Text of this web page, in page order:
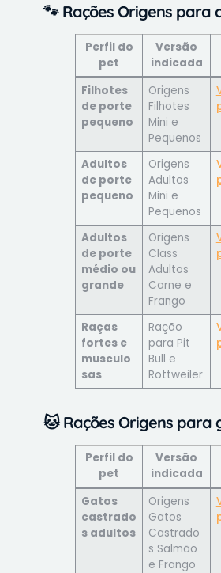
🐾 Rações Origens para
Perfil do
pet
Versão
indicada
Filhotes
de porte
pequeno
Origens
Filhotes
Mini e
Pequenos
Adultos
de porte
pequeno
Origens
Adultos
Mini e
Pequenos
Adultos
de porte
médio ou
grande
Origens
Class
Adultos
Carne e
Frango
Raças
fortes e
musculo
sas
Ração
para Pit
Bull e
Rottweiler
🐱 Rações Origens para
Perfil do
pet
Versão
indicada
Gatos
castrado
s adultos
Origens
Gatos
Castrado
s Salmão
e Frango